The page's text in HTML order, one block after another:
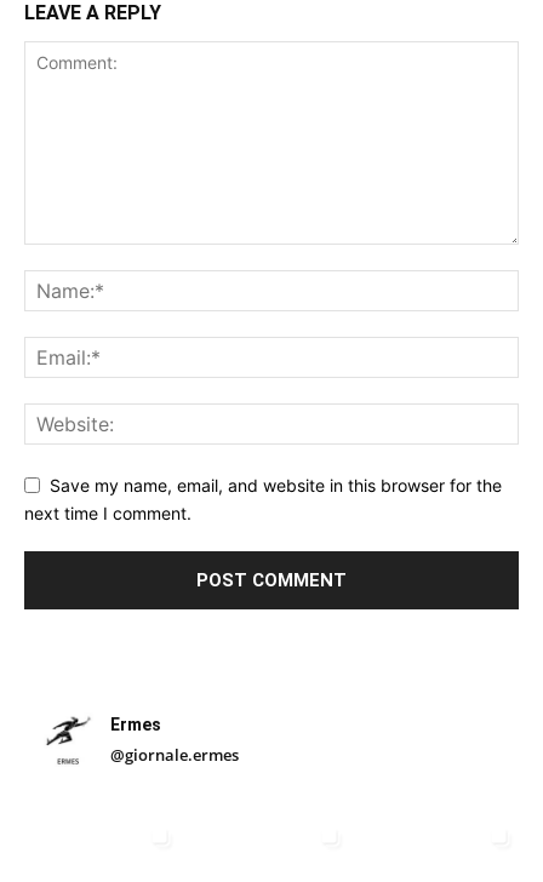
LEAVE A REPLY
Save my name, email, and website in this browser for the
next time I comment.
Ermes
@giornale.ermes